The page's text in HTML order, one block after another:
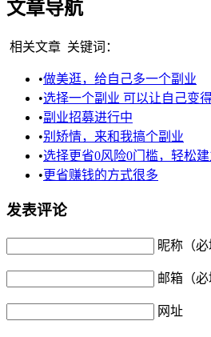
文章导航
相关文章 关键词：
•做美逛，给自己多一个副业
•选择一个副业 可以让自己变
•副业招募进行中
•别矫情，来和我搞个副业
•选择更省0风险0门槛，轻松
•更省赚钱的方式很多
发表评论
昵称（必
邮箱（必
网址